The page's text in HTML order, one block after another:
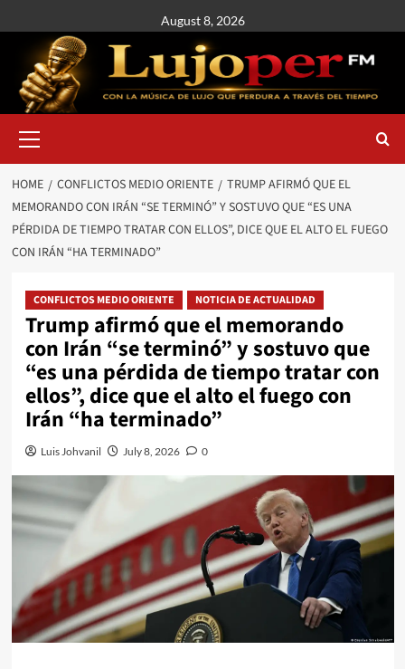
August 8, 2026
HOME CONFLICTOS MEDIO ORIENTE
TRUMP AFIRMÓ QUE EL
MEMORANDO CON IRÁN “SE TERMINÓ” Y SOSTUVO QUE “ES UNA
PÉRDIDA DE TIEMPO TRATAR CON ELLOS”, DICE QUE EL ALTO EL FUEGO
CON IRÁN “HA TERMINADO”
CONFLICTOS MEDIO ORIENTE NOTICIA DE ACTUALIDAD
Trump afirmó que el memorando
con Irán “se terminó” y sostuvo que
“es una pérdida de tiempo tratar con
ellos”, dice que el alto el fuego con
Irán “ha terminado”
Luis Johvanil July 8, 2026 0